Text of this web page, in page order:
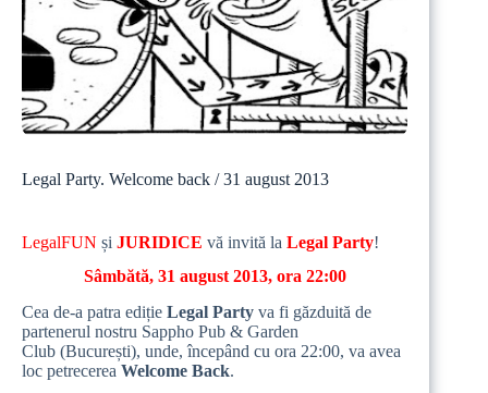
Legal Party. Welcome back / 31 august 2013
LegalFUN și JURIDICE vă invită la Legal Party!
Sâmbătă, 31 august 2013, ora 22:00
Cea de-a patra ediție Legal Party va fi găzduită de
partenerul nostru Sappho Pub & Garden
Club (București), unde, începând cu ora 22:00, va avea
loc petrecerea Welcome Back.